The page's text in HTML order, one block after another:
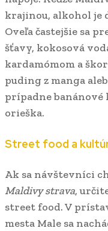
krajinou, alkohol je
Oveľa častejšie sa
šťavy, kokosová
kardamómom a
puding z manga
prípadne banánové
orieška.
Street food a
Ak sa návštevníci
Maldivy strava,
street food. V
mesta Male sa